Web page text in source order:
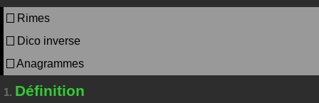
Rimes
Dico inverse
Anagrammes
1. Définition